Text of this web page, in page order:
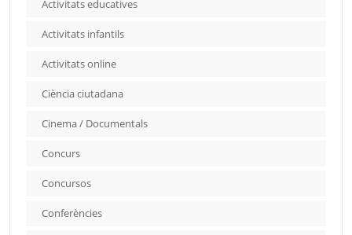
Activitats educatives
Activitats infantils
Activitats online
Ciència ciutadana
Cinema / Documentals
Concurs
Concursos
Conferències